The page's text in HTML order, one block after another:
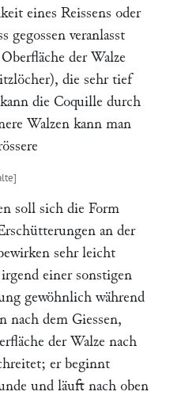
eines Reissens oder
gegossen veranlasst
der Walze
die sehr tief
die Coquille durch
Walzen kann man
soll sich die Form
an der
sehr leicht
einer sonstigen
gewöhnlich während
nach dem Giessen,
der Walze nach
er beginnt
und läuft nach oben